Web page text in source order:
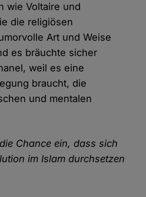
wie Voltaire und
die religiösen
Art und Weise
es bräuchte sicher
weil es eine
braucht, die
und mentalen
Chance ein, dass sich
im Islam durchsetzen